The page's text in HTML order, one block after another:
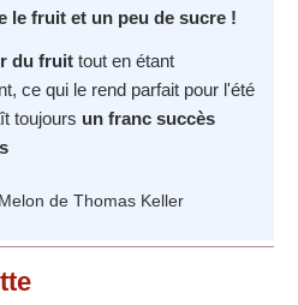
le fruit et un peu de sucre !
du fruit tout en étant
ce qui le rend parfait pour l'été
toujours un franc succès